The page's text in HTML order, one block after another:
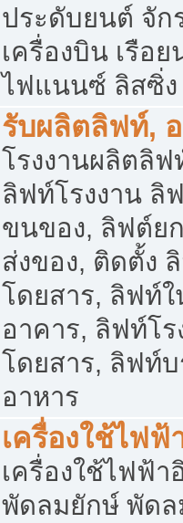
ประดับยนต์ จัก
เครื่องบิน เรือ
ไฟแนนซ์ ลิสซิ่ง
รับผลิตลิฟท์,
โรงงานผลิตลิ
ลิฟท์โรงงาน ลิ
ขนของ, ลิฟต์ย
ส่งของ, ติดตั้ง
โดยสาร, ลิฟท์
อาคาร, ลิฟท์โ
โดยสาร, ลิฟท์
อาหาร
เครื่องใช้ไฟฟ้
เครื่องใช้ไฟฟ้า
พัดลมยักษ์ พัด